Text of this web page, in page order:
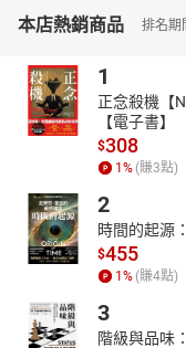
本店熱銷商品 排名
1
正念殺機【
【電子書】
$308
1 % (賺3點)
2
時間的起源
$455
1 % (賺4點)
3
階級與品味